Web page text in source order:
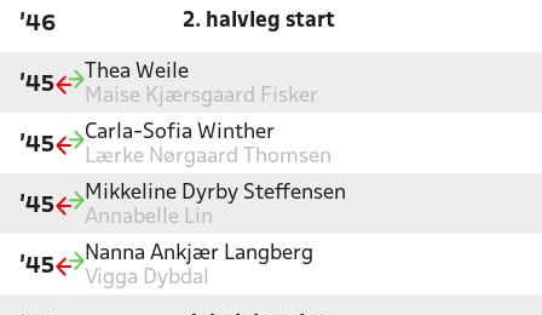
'46 2. halvleg start
'45
Thea Weile
Maise Kjærsgaard Fisker
'45
Carla-Sofia Winther
Lærke Nørgaard Thomsen
'45
Mikkeline Dyrby Steffensen
Annabelle Lin
'45
Nanna Ankjær Langberg
Vigga Dybdal